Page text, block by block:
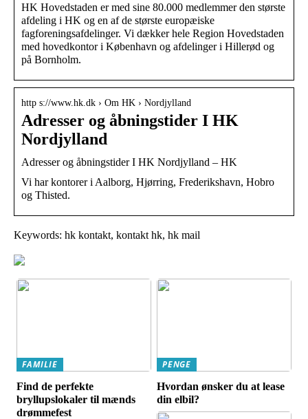
HK Hovedstaden er med sine 80.000 medlemmer den største
afdeling i HK og en af de største europæiske
fagforeningsafdelinger. Vi dækker hele Region Hovedstaden
med hovedkontor i København og afdelinger i Hillerød og
på Bornholm.
http s://www.hk.dk › Om HK › Nordjylland
Adresser og åbningstider I HK
Nordjylland
Adresser og åbningstider I HK Nordjylland – HK
Vi har kontorer i Aalborg, Hjørring, Frederikshavn, Hobro
og Thisted.
Keywords: hk kontakt, kontakt hk, hk mail
FAMILIE
Find de perfekte
bryllupslokaler til mænds
drømmefest
PENGE
Hvordan ønsker du at lease
din elbil?